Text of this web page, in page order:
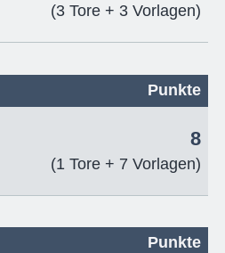
(3 Tore + 3 Vorlagen)
Punkte
8
(1 Tore + 7 Vorlagen)
Punkte